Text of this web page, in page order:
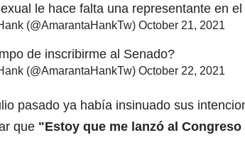
le hace falta una representante en
(@AmarantaHankTw) October 21, 2021
de inscribirme al Senado?
(@AmarantaHankTw) October 22, 2021
pasado ya había insinuado sus
que "Estoy que me lanzó al